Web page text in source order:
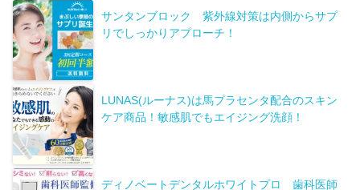
サンタンブロック 紫外線対策は内側からサプ
リでしっかりアプローチ！
LUNAS(ルーナス)は馬プラセンタ配合のスキン
ケア商品！敏感肌でもエイジング洗顔！
ディノベートデンタルホワイトプロ 歯科医師